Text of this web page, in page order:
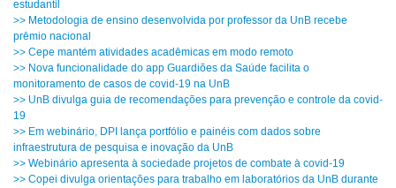
estudantil
>> Metodologia de ensino desenvolvida por professor da UnB recebe
prêmio nacional
>> Cepe mantém atividades acadêmicas em modo remoto
>> Nova funcionalidade do app Guardiões da Saúde facilita o
monitoramento de casos de covid-19 na UnB
>> UnB divulga guia de recomendações para prevenção e controle da covid-
19
>> Em webinário, DPI lança portfólio e painéis com dados sobre
infraestrutura de pesquisa e inovação da UnB
>> Webinário apresenta à sociedade projetos de combate à covid-19
>> Copei divulga orientações para trabalho em laboratórios da UnB durante